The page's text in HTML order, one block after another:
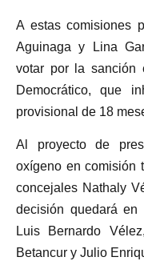
A estas comisiones
Aguinaga y Lina
votar por la sanción
Democrático, que
provisional de 18
Al proyecto de
oxígeno en comisión
concejales Nathaly
decisión quedará en
Luis Bernardo
Betancur y Julio